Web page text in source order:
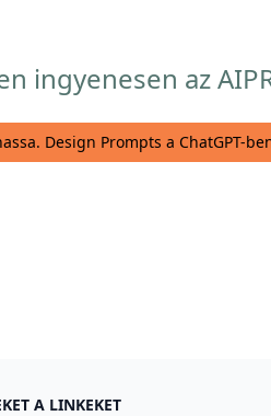
ingyenesen az
Design Prompts a ChatGPT-
A LINKEKET